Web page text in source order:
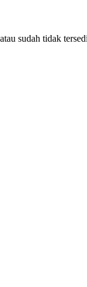
sudah tidak